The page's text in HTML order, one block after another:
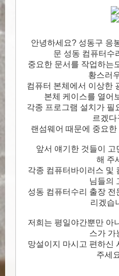
안녕하세요? 성동구 응
문 성동 컴퓨터수
중요한 문서를 작업하는
황스러
컴퓨터 본체에서 이상한
본체 케이스를 열어
각종 프로그램 설치가 필
르겠
랜섬웨어 때문에 중요
앞서 얘기한 것들이 고
해 주
각종 컴퓨터바이러스 및
님들의
성동 컴퓨터수리 출장
리겠습
저희는 평일야간뿐만 아
스가 가
망설이지 마시고 편하신
주세